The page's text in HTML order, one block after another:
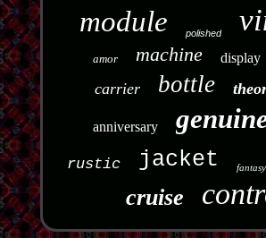
module polished
amor machine display
carrier bottle
anniversary
rustic jacket fantasy
cruise